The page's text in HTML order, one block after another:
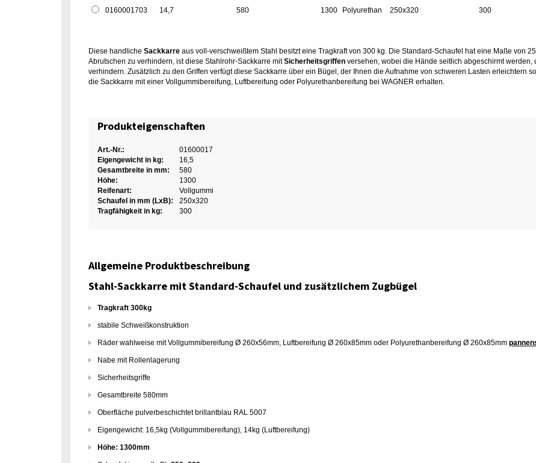
0160001703 14,7 580 1300 Polyurethan 250x320 300
Diese handliche Sackkarre aus voll-verschweißtem Stahl besitzt eine Tragkraft von 300 kg. Die Standard-Schaufel hat eine Maße von
Abrutschen zu verhindern, ist diese Stahlrohr-Sackkarre mitSicherheitsgriffen versehen, wobei die Hände seitlich abgeschirmt werden,
verhindern. Zusätzlich zu den Griffen verfügt diese Sackkarre über ein Bügel, der Ihnen die Aufnahme von schweren Lasten erleichtern
die Sackkarre mit einer Vollgummibereifung, Luftbereifung oder Polyurethanbereifung bei WAGNER erhalten.
Produkteigenschaften
Art.-Nr.:
01600017
Eigengewicht in kg:
16,5
Gesamtbreite in mm:
580
Höhe:
1300
Reifenart:
Vollgummi
Schaufel in mm (LxB):
250x320
Tragfähigkeit in kg:
300
Allgemeine Produktbeschreibung
Stahl-Sackkarre mit Standard-Schaufel und zusätzlichem Zugbügel
Tragkraft 300kg
stabile Schweißkonstruktion
Räder wahlweise mit Vollgummibereifung Ø 260x56mm, Luftbereifung Ø 260x85mm oder Polyurethanbereifung Ø 260x85mm
Nabe mit Rollenlagerung
Sicherheitsgriffe
Gesamtbreite 580mm
Oberfläche pulverbeschichtet brillantblau RAL 5007
Eigengewicht: 16,5kg (Vollgummibereifung), 14kg (Luftbereifung)
Höhe: 1300mm